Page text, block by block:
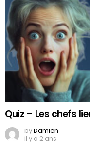
Quiz – Les chefs
byDamien
il y a 2 ans